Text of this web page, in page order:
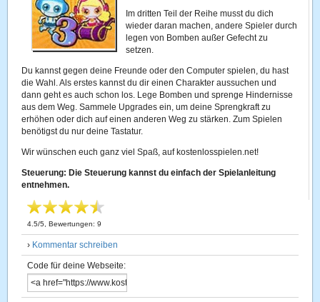
Im dritten Teil der Reihe musst du dich
wieder daran machen, andere Spieler durch
legen von Bomben außer Gefecht zu
setzen.
Du kannst gegen deine Freunde oder den Computer spielen, du hast
die Wahl. Als erstes kannst du dir einen Charakter aussuchen und
dann geht es auch schon los. Lege Bomben und sprenge Hindernisse
aus dem Weg. Sammele Upgrades ein, um deine Sprengkraft zu
erhöhen oder dich auf einen anderen Weg zu stärken. Zum Spielen
benötigst du nur deine Tastatur.
Wir wünschen euch ganz viel Spaß, auf kostenlosspielen.net!
Steuerung: Die Steuerung kannst du einfach der Spielanleitung
entnehmen.
4.5/5 , Bewertungen:9
› Kommentar schreiben
Code für deine Webseite: